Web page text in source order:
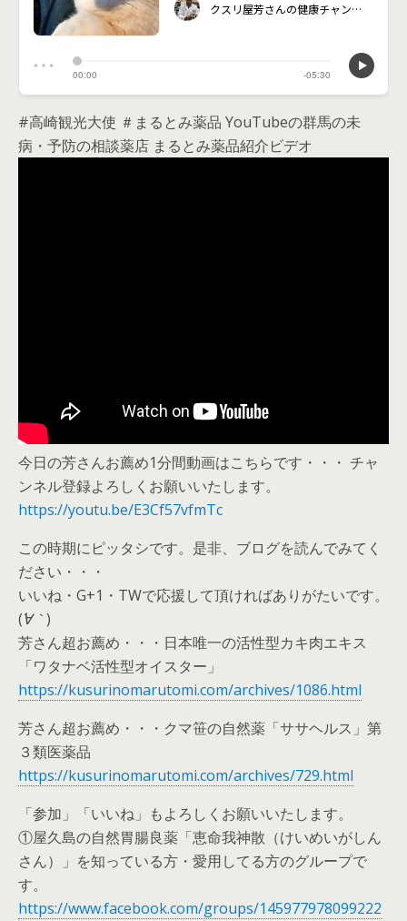
#高崎観光大使 ＃まるとみ薬品 YouTubeの群馬の未
病・予防の相談薬店 まるとみ薬品紹介ビデオ
今日の芳さんお薦め1分間動画はこちらです・・・ チャ
ンネル登録よろしくお願いいたします。
https://youtu.be/E3Cf57vfmTc
この時期にピッタシです。是非、ブログを読んでみてく
ださい・・・
いいね・G+1・TWで応援して頂ければありがたいです。
(´∀｀)
芳さん超お薦め・・・日本唯一の活性型カキ肉エキス
「ワタナベ活性型オイスター」
https://kusurinomarutomi.com/archives/1086.html
芳さん超お薦め・・・クマ笹の自然薬「ササヘルス」第
３類医薬品
https://kusurinomarutomi.com/archives/729.html
「参加」「いいね」もよろしくお願いいたします。
①屋久島の自然胃腸良薬「恵命我神散（けいめいがしん
さん）」を知っている方・愛用してる方のグループで
す。
https://www.facebook.com/groups/145977978099222